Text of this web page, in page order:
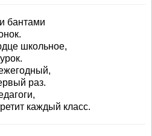
бантами
школьное,
раз.
каждый класс.